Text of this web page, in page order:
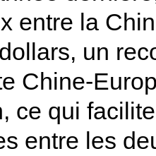
entre la
un
Chine-
ce qui
entre les